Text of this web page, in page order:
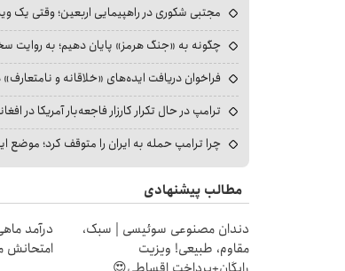
مجتبی شکوری در راهپیمایی اربعین؛ وقتی یک
چگونه به «جنگ هرمز» پایان دهیم؛ به روایت
فراخوان دریافت ایده‌های «خلاقانه و
ترامپ در حال تکرار کارزار فاجعه‌بار آمریکا در
چرا ترامپ حمله به ایران را متوقف کرد؛ موضع
مطالب پیشنهادی
دندان مصنوعی سوئیسی | سبک،
مقاوم، طبیعی! ویزیت
امتحانش